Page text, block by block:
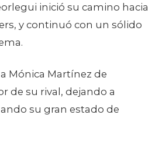
inició su camino hacia
y continuó con un sólido
Mónica Martínez de
de su rival, dejando a
su gran estado de